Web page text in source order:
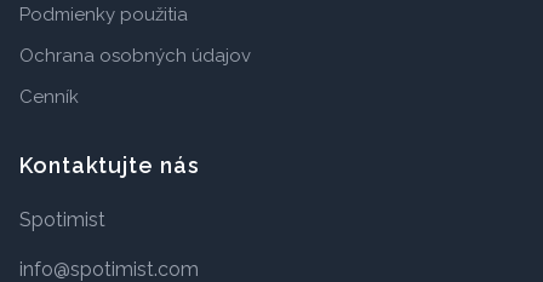
Podmienky použitia
Ochrana osobných údajov
Cenník
Kontaktujte nás
Spotimist
info@spotimist.com